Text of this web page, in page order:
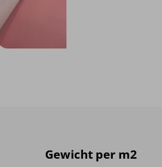
Gewicht per m2